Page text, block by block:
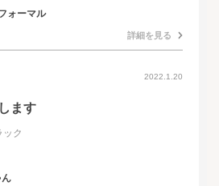
ォーマル
詳細を見る
2022.1.20
ます
ック